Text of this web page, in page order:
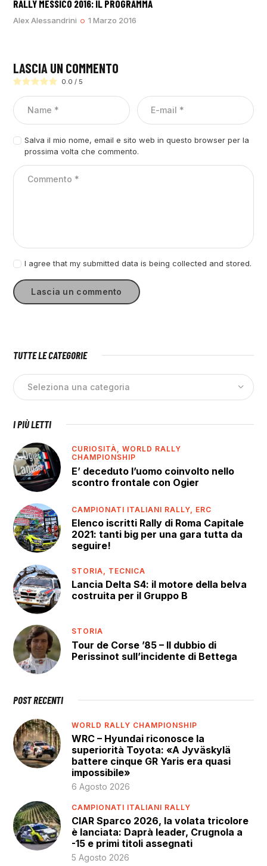
RALLY MESSICO 2016: IL PROGRAMMA
Alex Alessandrini 1 Marzo 2016
LASCIA UN COMMENTO
0.0 / 5
Salva il mio nome, email e sito web in questo browser per la
prossima volta che commento.
I agree that my submitted data is being collected and stored.
TUTTE LE CATEGORIE
I PIÙ LETTI
CURIOSITÀ,WORLD RALLY
CHAMPIONSHIP
E’ deceduto l’uomo coinvolto nello
scontro frontale con Ogier
CAMPIONATI ITALIANI RALLY, ERC
Elenco iscritti Rally di Roma Capitale
2021: tanti big per una gara tutta da
seguire!
STORIA, TECNICA
Lancia Delta S4: il motore della belva
costruita per il Gruppo B
STORIA
Tour de Corse ’85 – Il dubbio di
Perissinot sull’incidente di Bettega
POST RECENTI
WORLD RALLY CHAMPIONSHIP
WRC – Hyundai riconosce la
superiorità Toyota: «A Jyväskylä
battere cinque GR Yaris era quasi
impossibile»
6 Agosto 2026
CAMPIONATI ITALIANI RALLY
CIAR Sparco 2026, la volata tricolore
è lanciata: Daprà leader, Crugnola a
-15 e primi titoli assegnati
5 Agosto 2026